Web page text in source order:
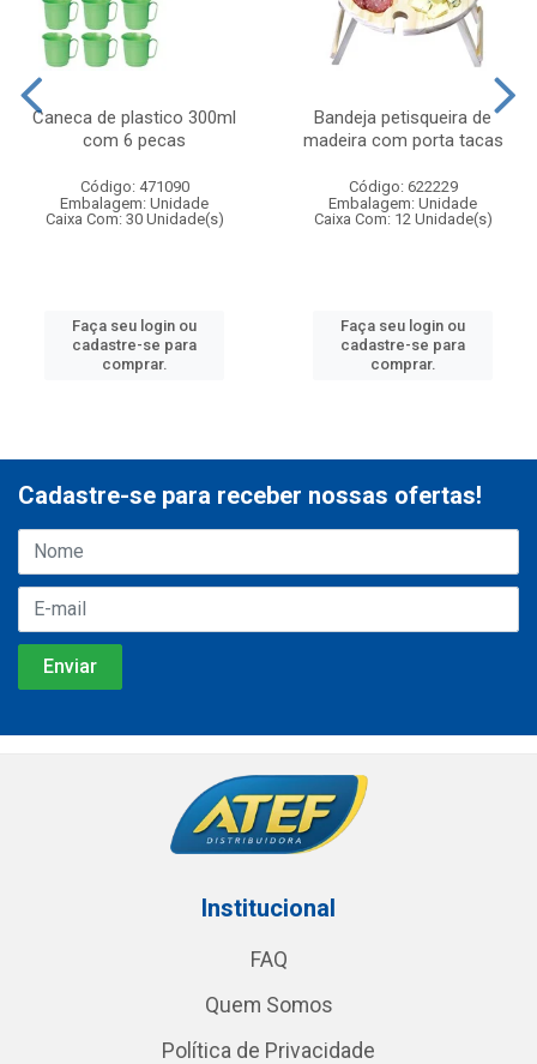
Caneca de plastico 300ml
com 6 pecas
Código: 471090
Embalagem: Unidade
Caixa Com: 30 Unidade(s)
Faça seu login ou
cadastre-se para
comprar.
Bandeja petisqueira de
madeira com porta tacas
Código: 622229
Embalagem: Unidade
Caixa Com: 12 Unidade(s)
Faça seu login ou
cadastre-se para
comprar.
Cadastre-se para receber nossas ofertas!
Institucional
FAQ
Quem Somos
Política de Privacidade